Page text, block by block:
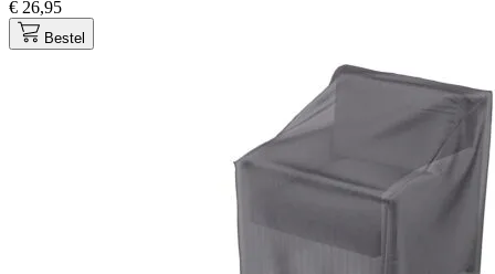
€ 26,95
Bestel